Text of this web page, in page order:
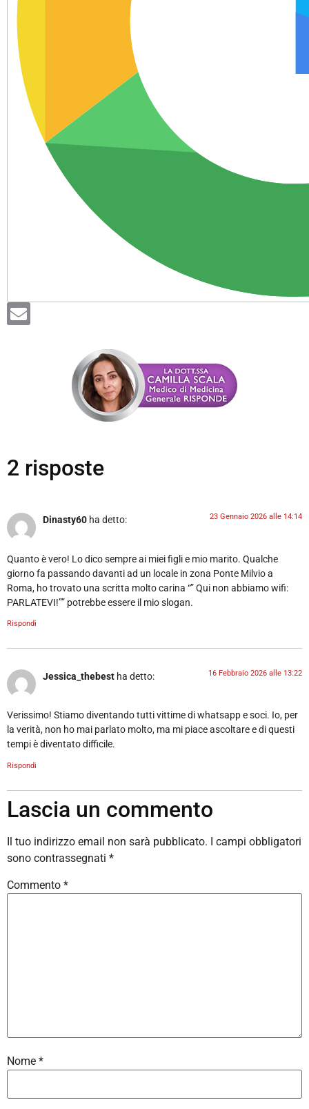
2 risposte
Dinasty60 ha detto: 23 Gennaio 2026 alle 14:14
Quanto è vero! Lo dico sempre ai miei figli e mio marito. Qualche
giorno fa passando davanti ad un locale in zona Ponte Milvio a
Roma, ho trovato una scritta molto carina “” Qui non abbiamo wifi:
PARLATEVI!”” potrebbe essere il mio slogan.
Rispondi
Jessica_thebest ha detto: 16 Febbraio 2026 alle 13:22
Verissimo! Stiamo diventando tutti vittime di whatsapp e soci. Io, per
la verità, non ho mai parlato molto, ma mi piace ascoltare e di questi
tempi è diventato difficile.
Rispondi
Lascia un commento
Il tuo indirizzo email non sarà pubblicato. I campi obbligatori
sono contrassegnati *
Commento *
Nome *